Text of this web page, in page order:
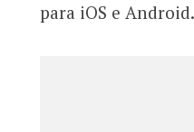
para iOS e Android.